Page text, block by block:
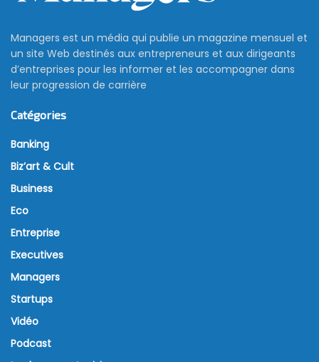
Managers est un média qui publie un magazine mensuel et
un site Web destinés aux entrepreneurs et aux dirigeants
d’entreprises pour les informer et les accompagner dans
leur progression de carrière
Catégories
Banking
Biz’art & Cult
Business
Eco
Entreprise
Executives
Managers
Startups
Vidéo
Podcast